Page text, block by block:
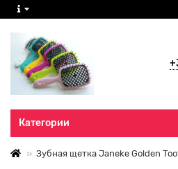
Все категории
Категории
Зубная щетка Janeke Golden